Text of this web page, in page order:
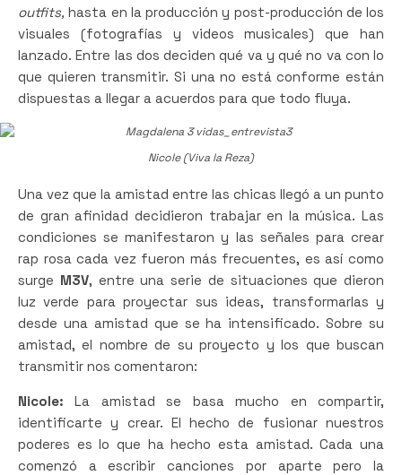
outfits,hasta en la producción y post-producción de los
visuales (fotografías y videos musicales) que han
lanzado. Entre las dos deciden qué va y qué no va con lo
que quieren transmitir. Si una no está conforme están
dispuestas a llegar a acuerdos para que todo fluya.
Nicole (Viva la Reza)
Una vez que la amistad entre las chicas llegó a un punto
de gran afinidad decidieron trabajar en la música. Las
condiciones se manifestaron y las señales para crear
rap rosa cada vez fueron más frecuentes, es así como
surge M3V, entre una serie de situaciones que dieron
luz verde para proyectar sus ideas, transformarlas y
desde una amistad que se ha intensificado. Sobre su
amistad, el nombre de su proyecto y los que buscan
transmitir nos comentaron:
Nicole: La amistad se basa mucho en compartir,
identificarte y crear. El hecho de fusionar nuestros
poderes es lo que ha hecho esta amistad. Cada una
comenzó a escribir canciones por aparte pero la